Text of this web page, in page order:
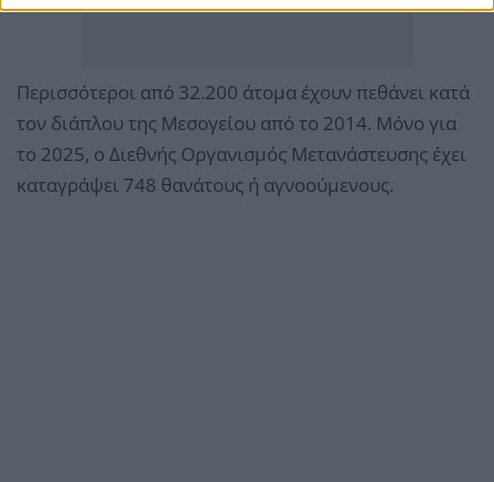
Περισσότεροι από 32.200 άτομα έχουν πεθάνει κατά
τον διάπλου της Μεσογείου από το 2014. Μόνο για
το 2025, ο Διεθνής Οργανισμός Μετανάστευσης έχει
καταγράψει 748 θανάτους ή αγνοούμενους.